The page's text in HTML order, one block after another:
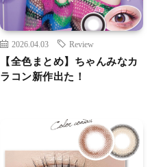
2026.04.03 Review
【全色まとめ】ちゃんみなカ
ラコン新作出た！